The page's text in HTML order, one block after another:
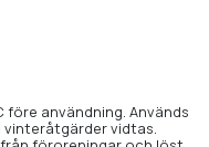
användning. Används
vinteråtgärder vidtas.